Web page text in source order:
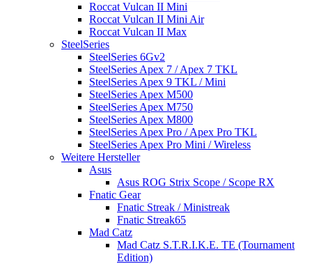
Roccat Vulcan II Mini
Roccat Vulcan II Mini Air
Roccat Vulcan II Max
SteelSeries
SteelSeries 6Gv2
SteelSeries Apex 7 / Apex 7 TKL
SteelSeries Apex 9 TKL / Mini
SteelSeries Apex M500
SteelSeries Apex M750
SteelSeries Apex M800
SteelSeries Apex Pro / Apex Pro TKL
SteelSeries Apex Pro Mini / Wireless
Weitere Hersteller
Asus
Asus ROG Strix Scope / Scope RX
Fnatic Gear
Fnatic Streak / Ministreak
Fnatic Streak65
Mad Catz
Mad Catz S.T.R.I.K.E. TE (Tournament
Edition)